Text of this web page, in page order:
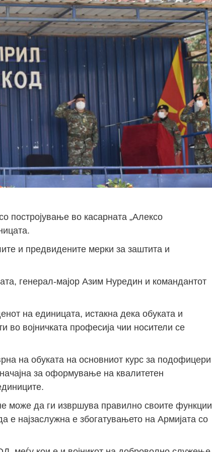
постројување во касарната „Алексо
и предвидените мерки за заштита и
генерал-мајор Азим Нуредин и командантот
на единицата, истакна дека обуката и
војничката професија чии носители се
на обуката на основниот курс за подофицери
за оформување на квалитетен
може да ги извршува правилно своите функции
е најзаслужна е збогатувањето на Армијата со